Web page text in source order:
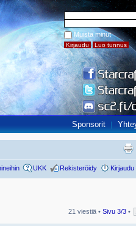
Muista minut
Sponsorit
UKK Rekisteröidy
21 viestiä • Sivu 3/3 •